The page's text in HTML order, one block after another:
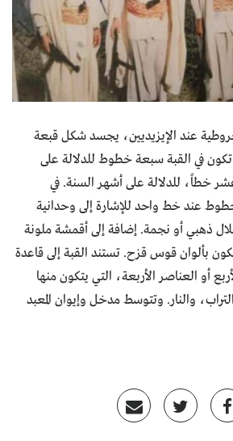
عند الإيزيديين، يجسد شكل قبعة
في القبة سبعة خطوط للدلالة على
عشر خطاً، للدلالة على أشهر السنة. في
عند خط واحد للإشارة إلى وحدانية
ذهبي أو نجمة. إضافة إلى أقمشة ملونة
بألوان قوس قزح. تستند القبة إلى قاعدة
أو العناصر الأربعة، التي يتكون منها
والنار. وتتوسط مدخل وإيوان المعبد